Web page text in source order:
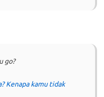
go?
Kenapa kamu tidak